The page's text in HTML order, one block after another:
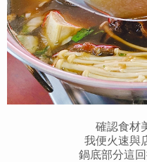
確認食材
我便火速與
鍋底部分這